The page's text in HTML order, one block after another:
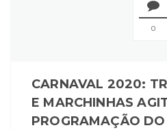
0
CARNAVAL 2020:
E MARCHINHAS
PROGRAMAÇÃO